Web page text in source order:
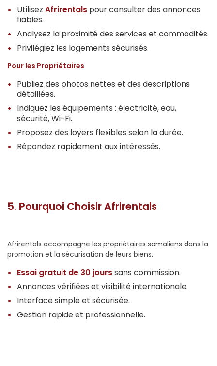
Utilisez Afrirentals pour consulter des annonces
fiables.
Analysez la proximité des services et commodités.
Privilégiez les logements sécurisés.
Pour les Propriétaires
Publiez des photos nettes et des descriptions
détaillées.
Indiquez les équipements : électricité, eau,
sécurité, Wi-Fi.
Proposez des loyers flexibles selon la durée.
Répondez rapidement aux intéressés.
5. Pourquoi Choisir Afrirentals
Afrirentals accompagne les propriétaires somaliens dans la
promotion et la sécurisation de leurs biens.
Essai gratuit de 30 jourssans commission.
Annonces vérifiées et visibilité internationale.
Interface simple et sécurisée.
Gestion rapide et professionnelle.